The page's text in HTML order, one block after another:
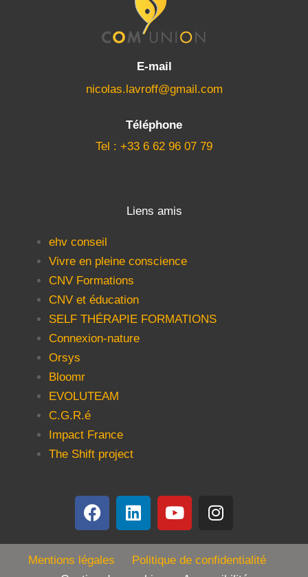
E-mail
nicolas.lavroff@gmail.com
Téléphone
Tel : +33 6 62 96 07 79
Liens amis
ehv conseil
Vivre en pleine conscience
CNV Formations
CNV et éducation
SELF THÉRAPIE FORMATIONS
Connexion-nature
Orsys
Bloomr
EVOLUTEAM
C.G.R.é
Impact France
The Shift project
Mentions légales
Politique de confidentialité